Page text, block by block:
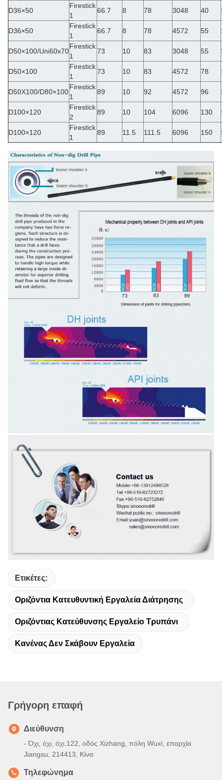
D36×50
Firestick
1
66.7 8 78 3048 40
D36×50
Firestick
1
66.7 8 78 4572 55
D50×100/Uni60x70
Firestick
1
73 10 83 3048 55
D50×100
Firestick
1
73 10 83 4572 78
D50X100/D80×100
Firestick
1
89 10 92 4572 96
D100×120
Firestick
2
89 10 104 6096 130
D100×120
Firestick
1
89 11.5 111.5 6096 150
Ετικέτες:
Οριζόντια Κατευθυντική Εργαλεία Διάτρησης
Οριζόντιας Κατεύθυνσης Εργαλείο Τρυπάνι
Κανένας Δεν Σκάβουν Εργαλεία
Γρήγορη επαφή
Διεύθυνση
- Όχι, όχι, όχι.122, οδός Xizhang, πόλη Wuxi, επαρχία
Jiangsu, 214413, Κίνα
Τηλεφώνημα